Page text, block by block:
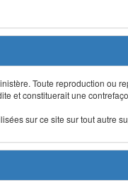
Toute reproduction ou
et constituerait une
sur ce site sur tout autre